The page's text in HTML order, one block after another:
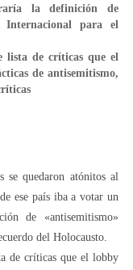
la definición de
para el
lista de críticas que el
de antisemitismo,
se quedaron atónitos al
ese país iba a votar un
de «antisemitismo»
del Holocausto.
de críticas que el lobby